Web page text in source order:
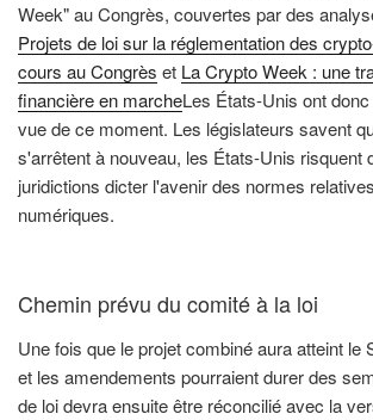
Week" au Congrès, couvertes par des
Projets de loi sur la réglementation des
cours au Congrès et La Crypto Week : une
financière en marcheLes États-Unis ont
vue de ce moment. Les législateurs savent
s'arrêtent à nouveau, les États-Unis risquent
juridictions dicter l'avenir des normes
numériques.
Chemin prévu du comité à la loi
Une fois que le projet combiné aura atteint le
et les amendements pourraient durer des
de loi devra ensuite être réconcilié avec la